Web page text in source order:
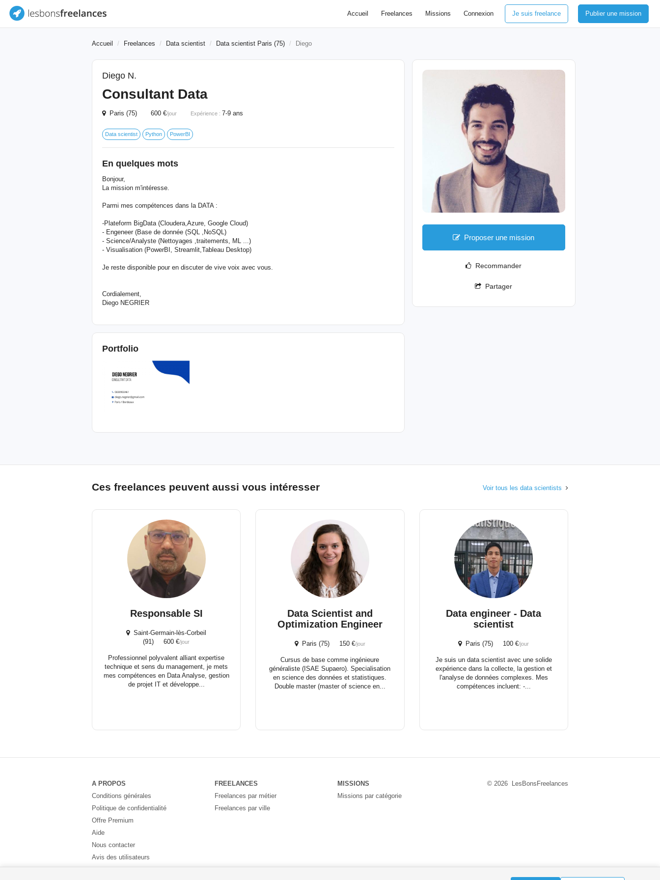
Accueil Freelances Missions Connexion Je suis freelance Publier une mission
Accueil Freelances Data scientist Data scientist Paris (75) Diego
Diego N.
Consultant Data
Paris (75) 600 €/jour Expérience : 7-9 ans
Data scientist Python PowerBI
En quelques mots
Bonjour,
La mission m'intéresse.
Parmi mes compétences dans la DATA :
-Plateform BigData (Cloudera,Azure, Google Cloud)
- Engeneer (Base de donnée (SQL ,NoSQL)
- Science/Analyste (Nettoyages ,traitements, ML ...)
- Visualisation (PowerBI, Streamlit,Tableau Desktop)
Je reste disponible pour en discuter de vive voix avec vous.
Cordialement,
Diego NEGRIER
Portfolio
Proposer une mission
Recommander
Partager
Ces freelances peuvent aussi vous intéresser Voir tous les data scientists
Responsable SI
Saint-Germain-lès-Corbeil
(91) 600 €/jour
Professionnel polyvalent alliant expertise
technique et sens du management, je mets
mes compétences en Data Analyse, gestion
de projet IT et développe...
Data Scientist and
Optimization Engineer
Paris (75) 150 €/jour
Cursus de base comme ingénieure
généraliste (ISAE Supaero). Specialisation
en science des données et statistiques.
Double master (master of science en...
Data engineer - Data
scientist
Paris (75) 100 €/jour
Je suis un data scientist avec une solide
expérience dans la collecte, la gestion et
l'analyse de données complexes. Mes
compétences incluent: -...
A PROPOS
Conditions générales
Politique de confidentialité
Offre Premium
Aide
Nous contacter
Avis des utilisateurs
Partenaires
FREELANCES
Freelances par métier
Freelances par ville
MISSIONS
Missions par catégorie
© 2026 LesBonsFreelances